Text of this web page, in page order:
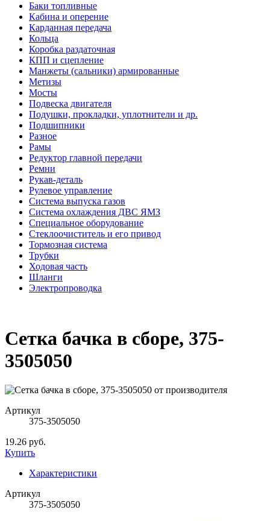
Баки топливные
Кабина и оперение
Карданная передача
Кольца
Коробка раздаточная
КПП и сцепление
Манжеты (сальники) армированные
Метизы
Мосты
Подвеска двигателя
Подушки, прокладки, уплотнители и др.
Подшипники
Разное
Рамы
Редуктор главной передачи
Ремни
Рукав-деталь
Рулевое управление
Система выпуска газов
Система охлаждения ДВС ЯМЗ
Специальное оборудование
Стеклоочиститель и его привод
Тормозная система
Трубки
Ходовая часть
Шланги
Электропроводка
Сетка бачка в сборе, 375-
3505050
Артикул
375-3505050
19.26 руб.
Купить
Характеристики
Артикул
375-3505050